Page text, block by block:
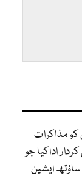
کو مذاکرات
اداکیا جو
ایشین